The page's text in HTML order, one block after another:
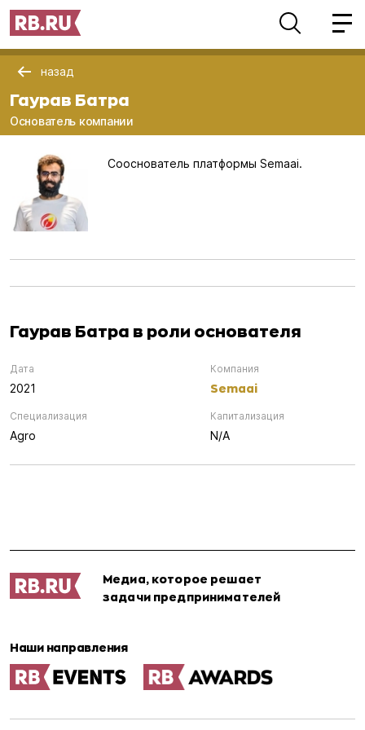
назад
Гаурав Батра
Основатель компании
Сооснователь платформы Semaai.
Гаурав Батра в роли основателя
Дата
2021
Компания
Semaai
Специализация
Agro
Капитализация
N/A
Медиа, которое решает
задачи предпринимателей
Наши направления